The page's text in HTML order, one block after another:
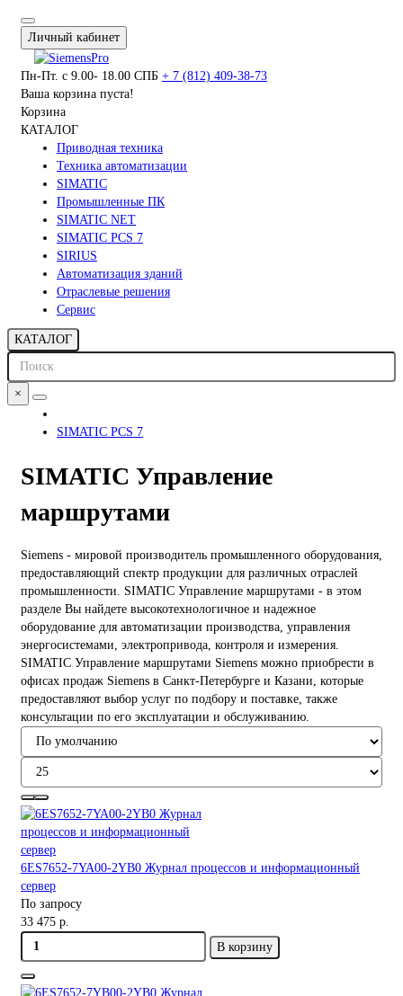
Личный кабинет
Пн-Пт. с 9.00- 18.00 СПБ + 7 (812) 409-38-73
Ваша корзина пуста!
Корзина
КАТАЛОГ
Приводная техника
Техника автоматизации
SIMATIC
Промышленные ПК
SIMATIC NET
SIMATIC PCS 7
SIRIUS
Автоматизация зданий
Отраслевые решения
Сервис
КАТАЛОГ
×
SIMATIC PCS 7
SIMATIC Управление
маршрутами
Siemens - мировой производитель промышленного оборудования,
предоставляющий спектр продукции для различных отраслей
промышленности. SIMATIC Управление маршрутами - в этом
разделе Вы найдете высокотехнологичное и надежное
оборудование для автоматизации производства, управления
энергосистемами, электропривода, контроля и измерения.
SIMATIC Управление маршрутами Siemens можно приобрести в
офисах продаж Siemens в Санкт-Петербурге и Казани, которые
предоставляют выбор услуг по подбору и поставке, также
консультации по его эксплуатации и обслуживанию.
6ES7652-7YA00-2YB0 Журнал процессов и информационный
сервер
По запросу
33 475 р.
В корзину